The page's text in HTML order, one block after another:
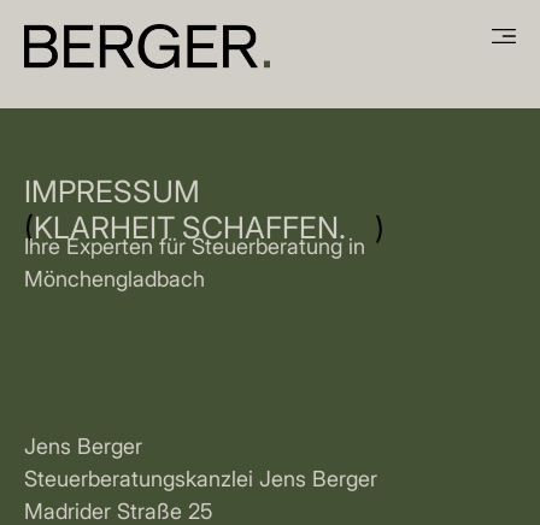
IMPRESSUM
(KLARHEIT SCHAFFEN. )
Ihre Experten für Steuerberatung in
Mönchengladbach
Jens Berger
Steuerberatungskanzlei Jens Berger
Madrider Straße 25